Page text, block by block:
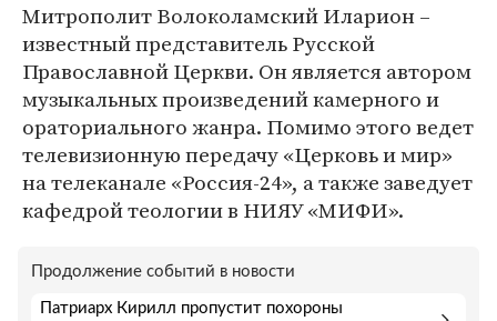
Митрополит Волоколамский Иларион –
известный представитель Русской
Православной Церкви. Он является автором
музыкальных произведений камерного и
ораториального жанра. Помимо этого ведет
телевизионную передачу «Церковь и мир»
на телеканале «Россия-24», а также заведует
кафедрой теологии в НИЯУ «МИФИ».
Продолжение событий в новости
Патриарх Кирилл пропустит похороны